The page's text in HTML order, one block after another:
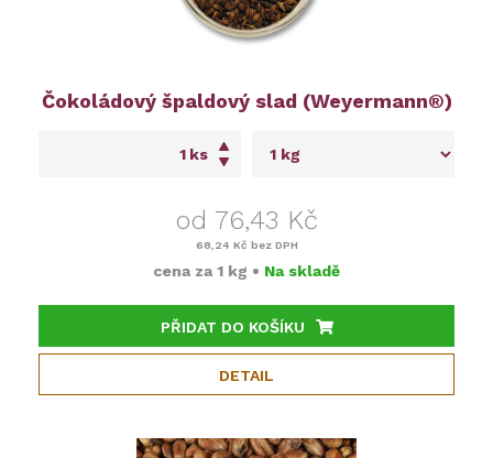
Čokoládový špaldový slad (Weyermann®)
ks
od 76,43 Kč
68,24 Kč bez DPH
cena za 1 kg • Na skladě
PŘIDAT DO KOŠÍKU
DETAIL